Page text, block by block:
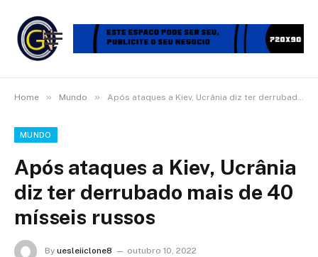
Home » Mundo » Após ataques a Kiev, Ucrânia diz ter derrubado mais de 40 mísseis russos
MUNDO
Após ataques a Kiev, Ucrânia
diz ter derrubado mais de 40
mísseis russos
By uesleiiclone8
outubro 10, 2022